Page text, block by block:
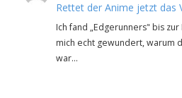
Rettet der Anime jetzt das
Ich fand „Edgerunners" bis
mich echt gewundert, warum
war…